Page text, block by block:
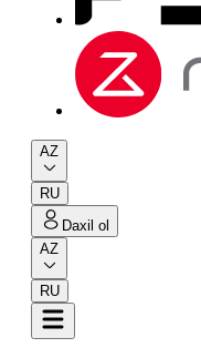
AZ
RU
Daxil ol
AZ
RU